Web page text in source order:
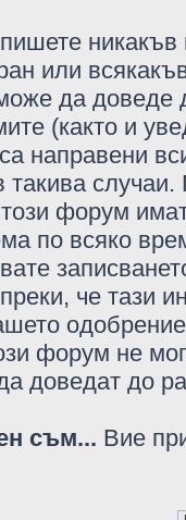
никакъв
или
да доведе
(както и
направени
такива
форум
по всяко
че тази
форум не
доведат до
съм... Вие